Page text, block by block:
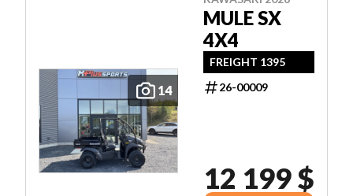
14
MULE SX
4X4
FREIGHT 1395
26-00009
12 199 $